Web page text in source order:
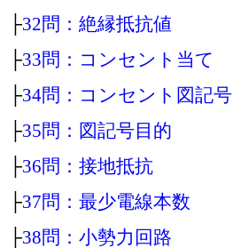
├32問：絶縁抵抗値
├33問：コンセント当て
├34問：コンセント図記号
├35問：図記号目的
├36問：接地抵抗
├37問：最少電線本数
├38問：小勢力回路